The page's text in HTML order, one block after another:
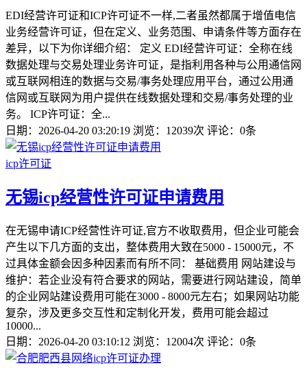
EDI经营许可证和ICP许可证不一样,二者虽然都属于增值电信
业务经营许可证，但在定义、业务范围、申请条件等方面存在
差异，以下为你详细介绍： 定义 EDI经营许可证：全称在线
数据处理与交易处理业务许可证，是指利用各种与公用通信网
或互联网相连的数据与交易/事务处理应用平台，通过公用通
信网或互联网为用户提供在线数据处理和交易/事务处理的业
务。 ICP许可证：全...
日期：2026-04-20 03:20:19 浏览：12039次 评论：0条
icp许可证
无锡icp经营性许可证申请费用
在无锡申请ICP经营性许可证,官方不收取费用，但企业可能会
产生以下几方面的支出，整体费用大致在5000 - 15000元，不
过具体金额会因多种因素而有所不同： 基础费用 网站建设与
维护：若企业没有符合要求的网站，需要进行网站建设，简单
的企业网站建设费用可能在3000 - 8000元左右；如果网站功能
复杂，涉及更多交互性和定制化开发，费用可能会超过
10000...
日期：2026-04-20 03:10:12 浏览：12004次 评论：0条